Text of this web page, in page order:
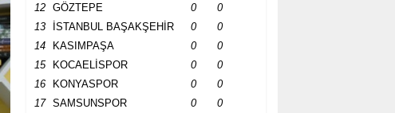
12
GÖZTEPE 0
0
13
İSTANBUL BAŞAKŞEHİR 0
0
14
KASIMPAŞA 0
0
15
KOCAELİSPOR 0
0
16
KONYASPOR 0
0
17
SAMSUNSPOR 0
0